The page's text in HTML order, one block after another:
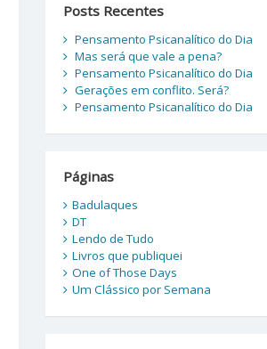
Posts Recentes
Pensamento Psicanalítico do Dia
Mas será que vale a pena?
Pensamento Psicanalítico do Dia
Gerações em conflito. Será?
Pensamento Psicanalítico do Dia
Páginas
Badulaques
DT
Lendo de Tudo
Livros que publiquei
One of Those Days
Um Clássico por Semana